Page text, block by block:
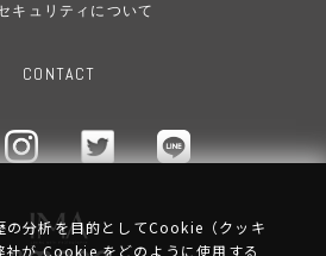
の分析を目的としてCookie（クッキ
社が Cookie をどのように使用する
キュリティについて
CONTACT